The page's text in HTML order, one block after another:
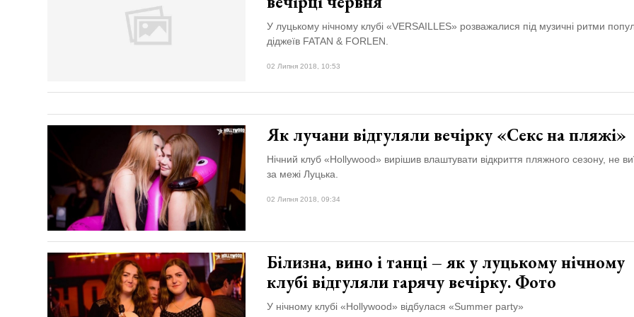
У луцькому нічному клубі «VERSAILLES» розважалися під музичні ритми
діджеїв FATAN & FORLEN.
02 Липня 2018, 10:53
Як лучани відгуляли вечірку «Секс на пляжі»
Нічний клуб «Hollywood» вирішив влаштувати відкриття пляжного сезону, не
за межі Луцька.
02 Липня 2018, 09:34
Білизна, вино і танці – як у луцькому нічному
клубі відгуляли гарячу вечірку. Фото
У нічному клубі «Hollywood» відбулася «Summer party»